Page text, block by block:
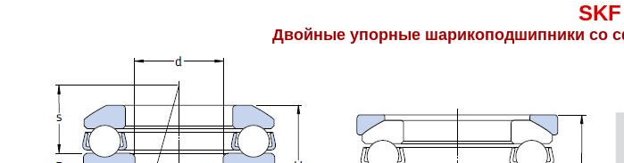
SKF
Двойные упорные шарикоподшипники со